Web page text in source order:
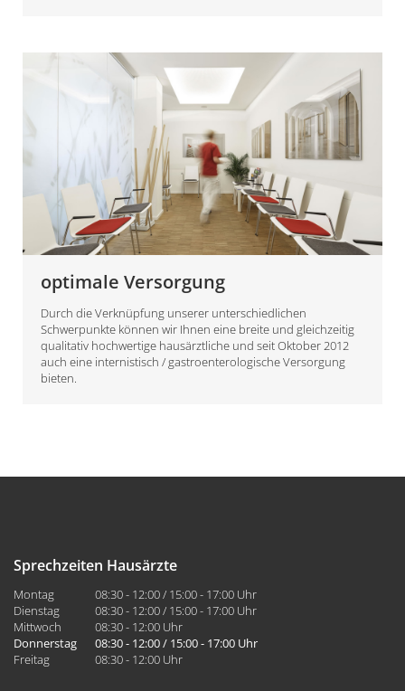
optimale Versorgung
Durch die Verknüpfung unserer unterschiedlichen
Schwerpunkte können wir Ihnen eine breite und gleichzeitig
qualitativ hochwertige hausärztliche und seit Oktober 2012
auch eine internistisch / gastroenterologische Versorgung
bieten.
Sprechzeiten Hausärzte
Montag
08:30 - 12:00 / 15:00 - 17:00 Uhr
Dienstag
08:30 - 12:00 / 15:00 - 17:00 Uhr
Mittwoch
08:30 - 12:00 Uhr
Donnerstag
08:30 - 12:00 / 15:00 - 17:00 Uhr
Freitag
08:30 - 12:00 Uhr